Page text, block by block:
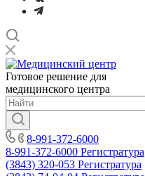
Готовое решение для
медицинского центра
8-991-372-6000
8-991-372-6000 Регистратура
(3843) 320-053 Регистратура